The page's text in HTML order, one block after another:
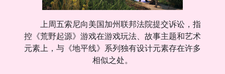
上周五索尼向美国加州联邦法院提交诉讼，指
控《荒野起源》游戏在游戏玩法、故事主题和艺术
元素上，与《地平线》系列独有设计元素存在许多
相似之处。